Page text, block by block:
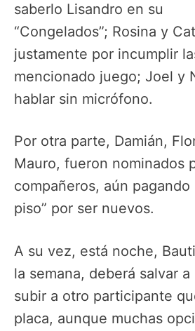
saberlo Lisandro en su
“Congelados”; Rosina y
justamente por incumplir
mencionado juego; Joel y
hablar sin micrófono.
Por otra parte, Damián,
Mauro, fueron nominados
compañeros, aún pagando
piso” por ser nuevos.
A su vez, está noche,
la semana, deberá salvar
subir a otro participante
placa, aunque muchas